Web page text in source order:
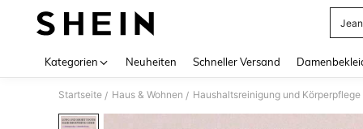
Kategorien Neuheiten Schneller Versand
Startseite / Haus & Wohnen / Haushaltsreinigung und Körperpflege